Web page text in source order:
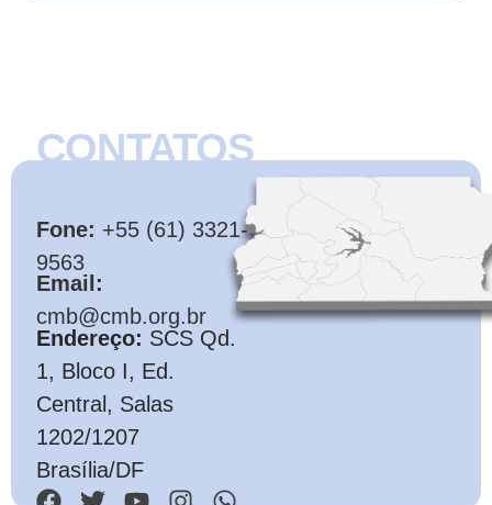
CONTATOS
Fone: +55 (61) 3321-
9563
Email:
cmb@cmb.org.br
Endereço: SCS Qd.
1, Bloco I, Ed.
Central, Salas
1202/1207
Brasília/DF